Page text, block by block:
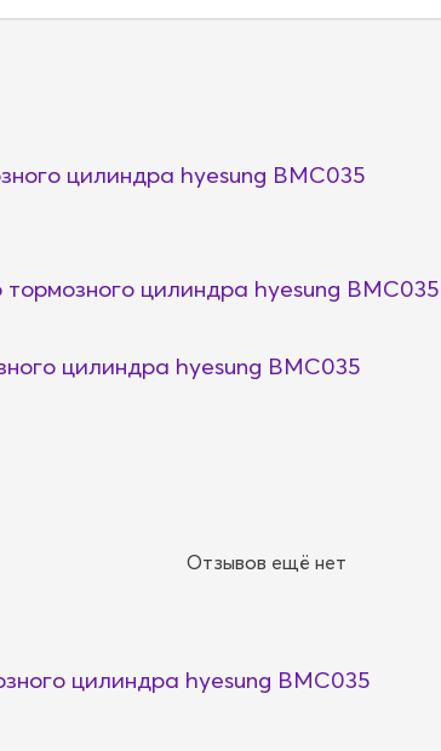
цилиндра hyesung BMC035
цилиндра hyesung BMC035
цилиндра hyesung BMC035
Отзывов ещё нет
цилиндра hyesung BMC035